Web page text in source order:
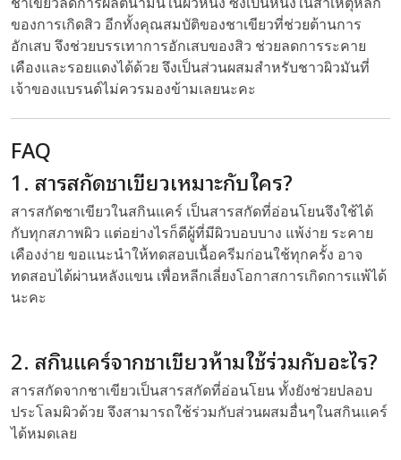
ของการเกิดสิว อีกทั้งคุณสมบัติของชาเขียวที่ช่วยต้านการ
อักเสบ จึงช่วยบรรเทาการอักเสบของสิว ช่วยลดการระคาย
เคืองและรอยแดงได้ด้วย จึงเป็นส่วนผสมสำหรับชาวผิวมันที่
เจ้าของแบรนด์ไม่ควรมองข้ามเลยนะคะ
FAQ
1. สารสกัดชาเขียวเหมาะกับใคร?
สารสกัดชาเขียวในสกินแคร์ เป็นสารสกัดที่อ่อนโยนจึงใช้ได้
กับทุกสภาพผิว แต่อย่างไรก็ดีผู้ที่มีผิวบอบบาง แพ้ง่าย ระคาย
เคืองง่าย ขอแนะนำให้ทดสอบเนื้อครีมก่อนใช้ทุกครั้ง อาจ
ทดสอบได้ผ่านหลังแขน เพื่อหลีกเลี่ยงโอกาสการเกิดการแพ้ได้
นะคะ
2. สกินแคร์จากชาเขียวห้ามใช้ร่วมกับอะไร?
สารสกัดจากชาเขียวเป็นสารสกัดที่อ่อนโยน ทั้งยังช่วยปลอบ
ประโลมผิวด้วย จึงสามารถใช้ร่วมกับส่วนผสมอื่นๆในสกินแคร์
ได้หมดเลย